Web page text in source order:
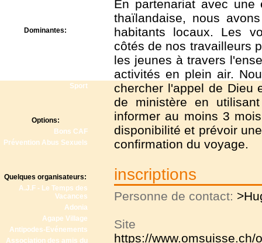
Dominantes:
Sport
Options:
Bons CAF
Prévention Abus Sexuels
Quelques organisateurs:
A.J.F - Le Temps des
Vacances
Adonia
Agape Village
Antipodes-Evénements
Association des amis du
En partenariat avec
thaïlandaise, nous
habitants locaux. Les
côtés de nos travailleurs
les jeunes à travers
activités en plein air.
chercher l'appel de Dieu
de ministère en
informer au moins 3
disponibilité et prévoir
confirmation du voyage.
inscriptions
Personne de contact:
Site
https://